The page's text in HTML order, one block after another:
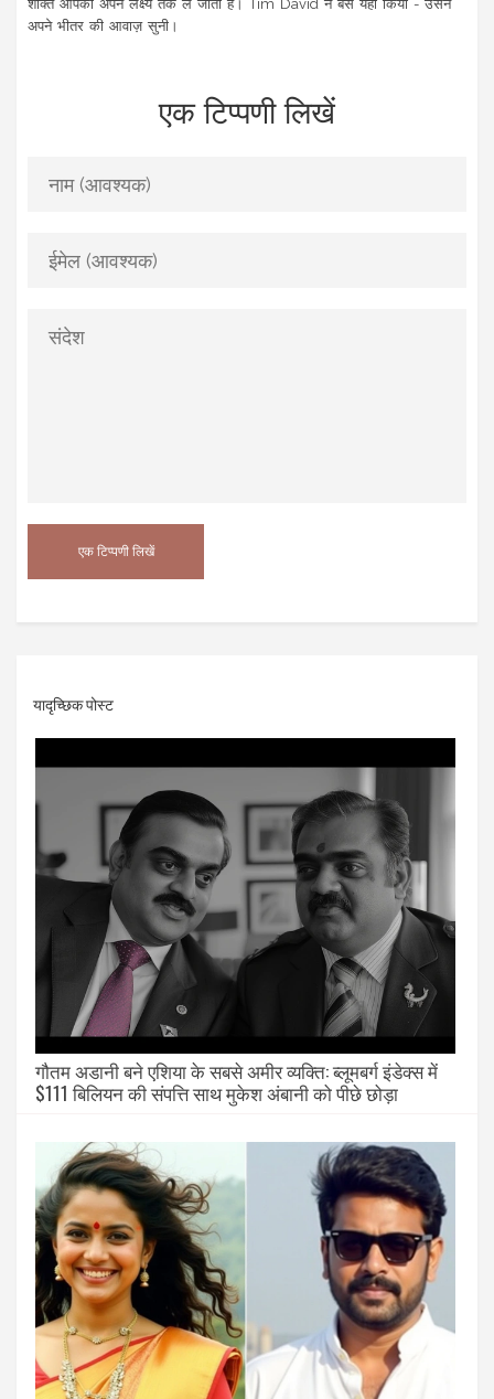
शक्ति आपको अपने लक्ष्य तक ले जाती है। Tim David ने बस यही किया - उसने
अपने भीतर की आवाज़ सुनी।
एक टिप्पणी लिखें
यादृच्छिक पोस्ट
गौतम अडानी बने एशिया के सबसे अमीर व्यक्ति: ब्लूमबर्ग इंडेक्स में
$111 बिलियन की संपत्ति साथ मुकेश अंबानी को पीछे छोड़ा